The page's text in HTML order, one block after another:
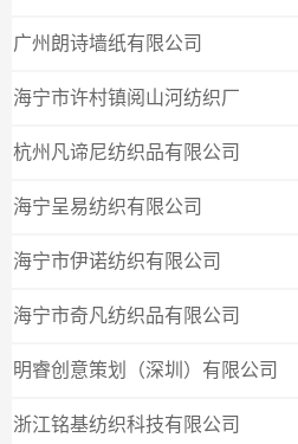
广州朗诗墙纸有限公司
海宁市许村镇阅山河纺织厂
杭州凡谛尼纺织品有限公司
海宁呈易纺织有限公司
海宁市伊诺纺织有限公司
海宁市奇凡纺织品有限公司
明睿创意策划（深圳）有限公司
浙江铭基纺织科技有限公司